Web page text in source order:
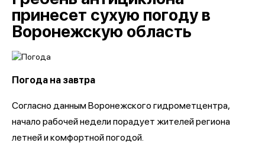
принесет сухую погоду в
Воронежскую область
Погода на завтра
Согласно данным Воронежского гидрометцентра,
начало рабочей недели порадует жителей региона
летней и комфортной погодой.